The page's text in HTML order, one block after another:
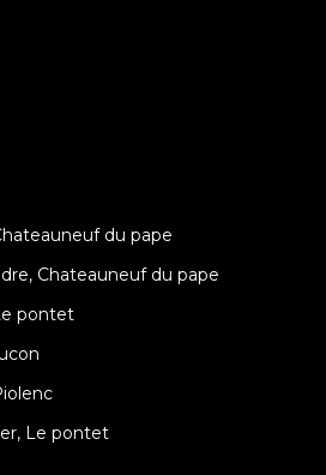
du pape
Chateauneuf du pape
pontet
Le pontet